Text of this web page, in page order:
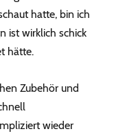
hatte, bin ich
ist wirklich schick
hätte.
Zubehör und
wieder